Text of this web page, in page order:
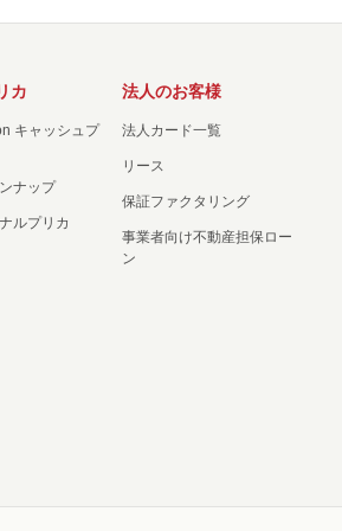
カ
キャッシュプ
ナップ
ルプリカ
法人のお客様
法人カード一覧
リース
保証ファクタリング
事業者向け不動産担保ロー
ン